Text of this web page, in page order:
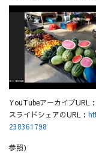
YouTubeアーカイブURL：
スライドシェアのURL：
238361798
参照）